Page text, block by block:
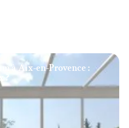
à Aix-en-Provence :
?